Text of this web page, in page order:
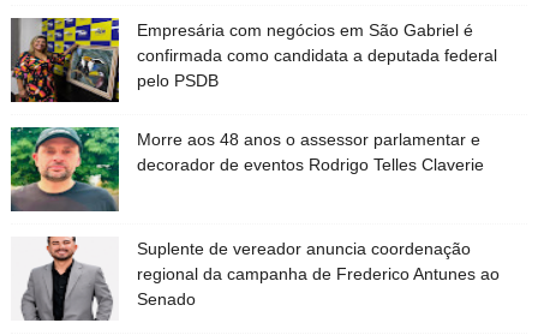
Empresária com negócios em São Gabriel é
confirmada como candidata a deputada federal
pelo PSDB
Morre aos 48 anos o assessor parlamentar e
decorador de eventos Rodrigo Telles Claverie
Suplente de vereador anuncia coordenação
regional da campanha de Frederico Antunes ao
Senado